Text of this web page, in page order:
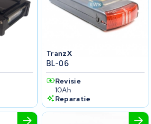
TranzX
BL-06
Revisie
10Ah
Reparatie